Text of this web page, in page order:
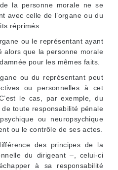
la personne morale ne se
avec celle de l’organe ou du
réprimés.
ou le représentant ayant
alors que la personne morale
pour les mêmes faits.
ou du représentant peut
ou personnelles à cet
le cas, par exemple, du
toute responsabilité pénale
ou neuropsychique
ou le contrôle de ses actes.
des principes de la
du dirigeant –, celui-ci
à sa responsabilité